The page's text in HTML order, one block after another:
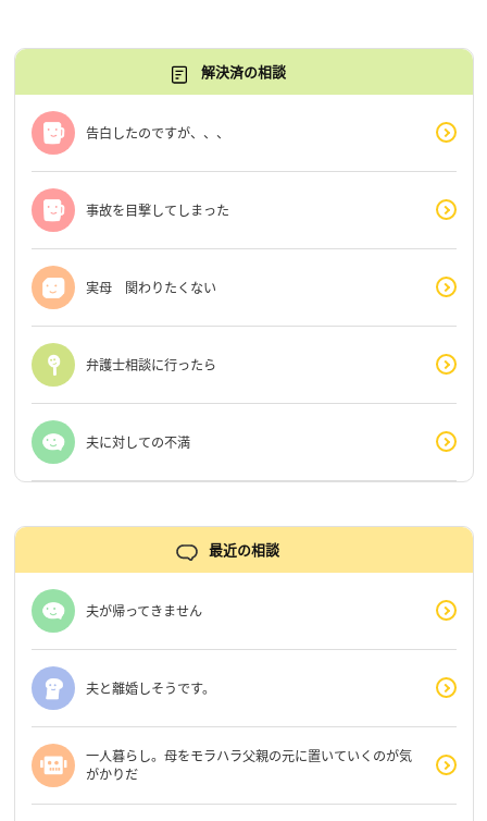
解決済の相談
告白したのですが、、、
事故を目撃してしまった
実母 関わりたくない
弁護士相談に行ったら
夫に対しての不満
最近の相談
夫が帰ってきません
夫と離婚しそうです。
一人暮らし。母をモラハラ父親の元に置いていくのが気
がかりだ